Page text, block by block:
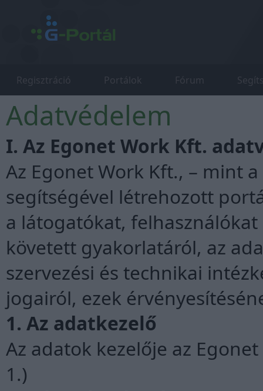
Regisztráció Portálok Fórum
Adatvédelem
I. Az Egonet Work Kft.
Az Egonet Work Kft., – mint
segítségével létrehozott
a látogatókat,
követett gyakorlatáról, az
szervezési és technikai
jogairól, ezek
1. Az adatkezelő
Az adatok kezelője az
1.)